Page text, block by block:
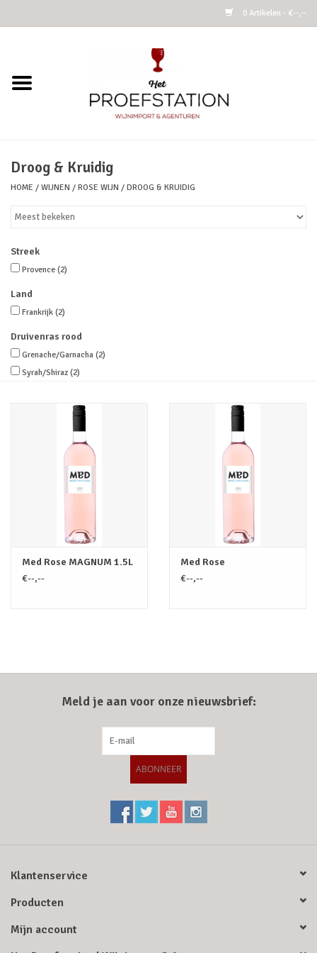
0 Artikelen - €--,--
Cider
Azijnen
Vins Nature
Merken
Droog & Kruidig
HOME / WIJNEN / ROSE WIJN / DROOG & KRUIDIG
Streek
Provence (2)
Land
Frankrijk (2)
Druivenras rood
Grenache/Garnacha (2)
Syrah/Shiraz (2)
Med Rose MAGNUM 1.5L
€--,--
Med Rose
€--,--
Meld je aan voor onze nieuwsbrief:
ABONNEER
Klantenservice
Producten
Mijn account